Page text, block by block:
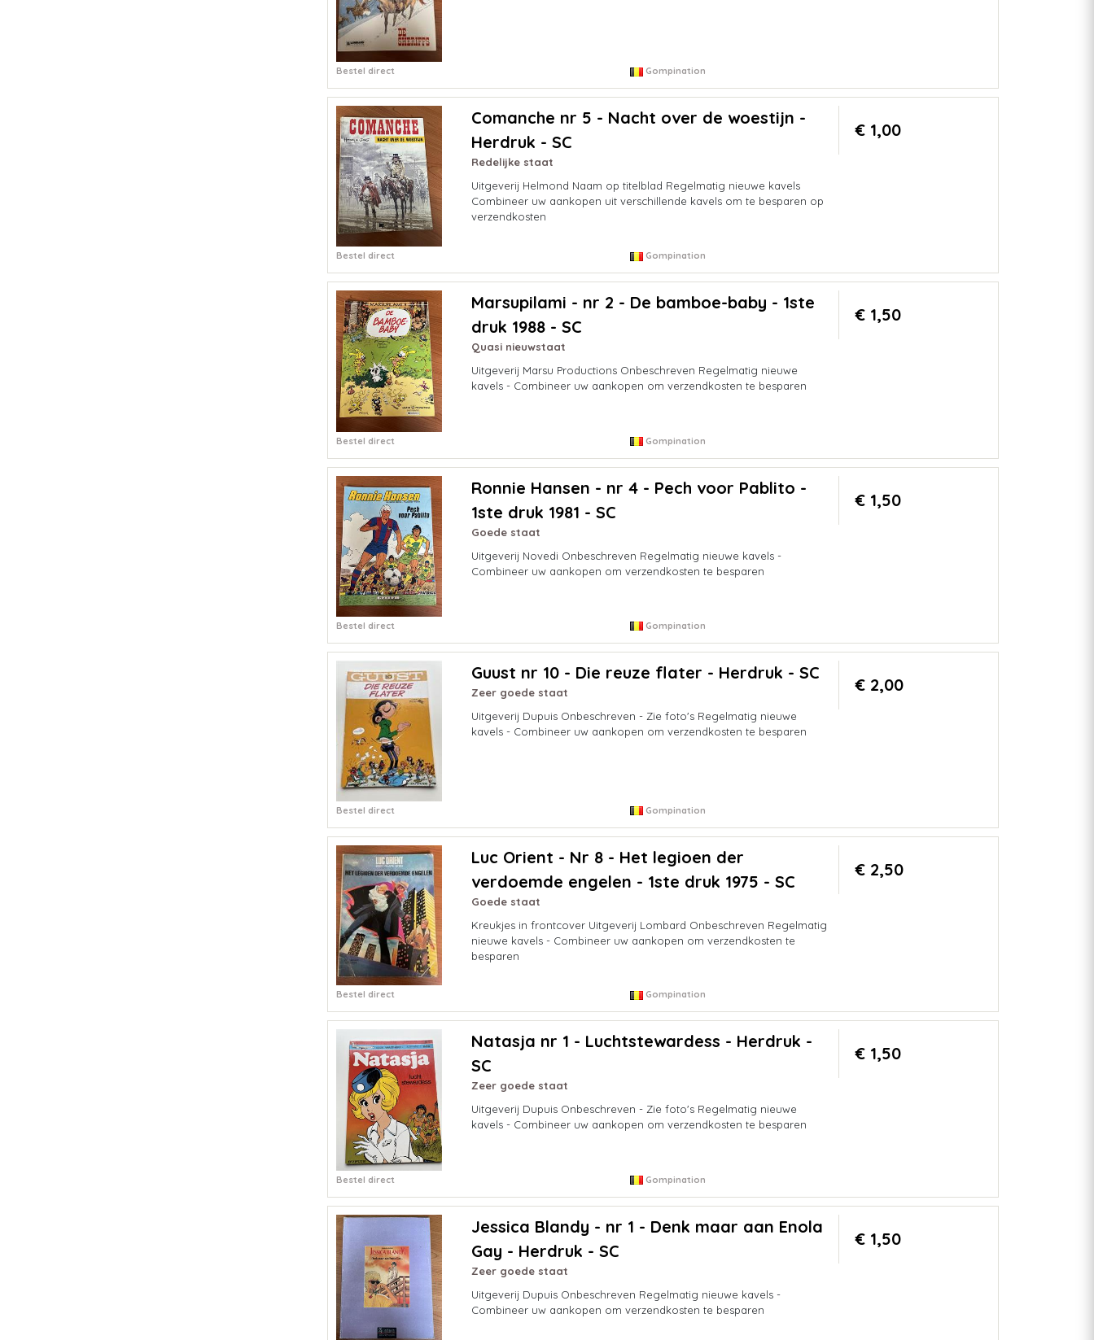
Bestel direct Gompination
Comanche nr 5 - Nacht over de woestijn -
Herdruk - SC
Redelijke staat
Uitgeverij Helmond Naam op titelblad Regelmatig nieuwe kavels
Combineer uw aankopen uit verschillende kavels om te besparen op
verzendkosten
€ 1,00
Bestel direct Gompination
Marsupilami - nr 2 - De bamboe-baby - 1ste
druk 1988 - SC
Quasi nieuwstaat
Uitgeverij Marsu Productions Onbeschreven Regelmatig nieuwe
kavels - Combineer uw aankopen om verzendkosten te besparen
€ 1,50
Bestel direct Gompination
Ronnie Hansen - nr 4 - Pech voor Pablito -
1ste druk 1981 - SC
Goede staat
Uitgeverij Novedi Onbeschreven Regelmatig nieuwe kavels -
Combineer uw aankopen om verzendkosten te besparen
€ 1,50
Bestel direct Gompination
Guust nr 10 - Die reuze flater - Herdruk - SC
Zeer goede staat
Uitgeverij Dupuis Onbeschreven - Zie foto's Regelmatig nieuwe
kavels - Combineer uw aankopen om verzendkosten te besparen
€ 2,00
Bestel direct Gompination
Luc Orient - Nr 8 - Het legioen der
verdoemde engelen - 1ste druk 1975 - SC
Goede staat
Kreukjes in frontcover Uitgeverij Lombard Onbeschreven Regelmatig
nieuwe kavels - Combineer uw aankopen om verzendkosten te
besparen
€ 2,50
Bestel direct Gompination
Natasja nr 1 - Luchtstewardess - Herdruk -
SC
Zeer goede staat
Uitgeverij Dupuis Onbeschreven - Zie foto's Regelmatig nieuwe
kavels - Combineer uw aankopen om verzendkosten te besparen
€ 1,50
Bestel direct Gompination
Jessica Blandy - nr 1 - Denk maar aan Enola
Gay - Herdruk - SC
Zeer goede staat
Uitgeverij Dupuis Onbeschreven Regelmatig nieuwe kavels -
Combineer uw aankopen om verzendkosten te besparen
€ 1,50